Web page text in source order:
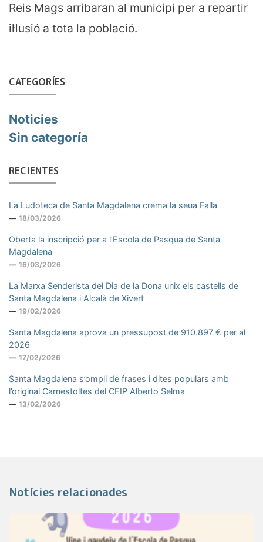
Reis Mags arribaran al municipi per a repartir
il·lusió a tota la població.
CATEGORÍES
Noticies
Sin categoría
RECIENTES
La Ludoteca de Santa Magdalena crema la seua Falla
18/03/2026
Oberta la inscripció per a l’Escola de Pasqua de Santa
Magdalena
16/03/2026
La Marxa Senderista del Dia de la Dona unix els castells de
Santa Magdalena i Alcalà de Xivert
19/02/2026
Santa Magdalena aprova un pressupost de 910.897 € per al
2026
17/02/2026
Santa Magdalena s’ompli de frases i dites populars amb
l’original Carnestoltes del CEIP Alberto Selma
13/02/2026
Notícies relacionades